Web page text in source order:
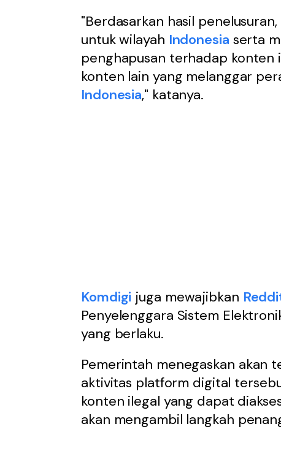
"Berdasarkan hasil penelusuran,
untuk wilayah Indonesia serta
penghapusan terhadap
konten lain yang melanggar
Indonesia," katanya.
Komdigi juga mewajibkan
Penyelenggara Sistem
yang berlaku.
Pemerintah menegaskan akan
aktivitas platform digital
konten ilegal yang dapat
akan mengambil langkah